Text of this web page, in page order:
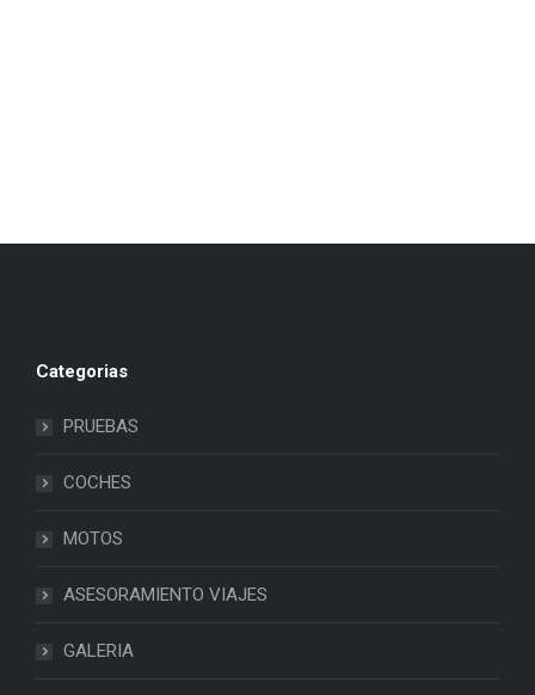
Categorias
PRUEBAS
COCHES
MOTOS
ASESORAMIENTO VIAJES
GALERIA